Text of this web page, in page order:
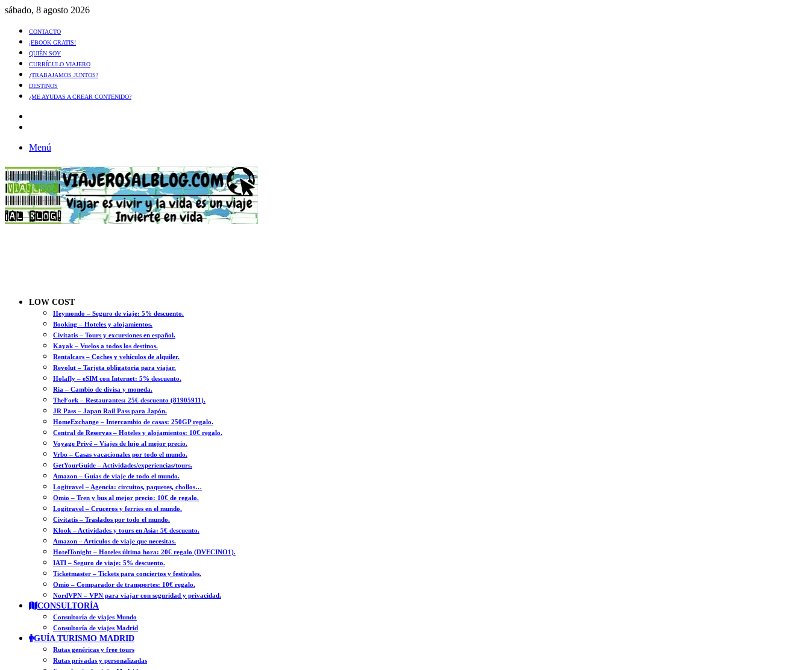
sábado, 8 agosto 2026
CONTACTO
¡EBOOK GRATIS!
QUIÉN SOY
CURRÍCULO VIAJERO
¿TRABAJAMOS JUNTOS?
DESTINOS
¿ME AYUDAS A CREAR CONTENIDO?
Menú
LOW COST
Heymondo – Seguro de viaje: 5% descuento.
Booking – Hoteles y alojamientos.
Civitatis – Tours y excursiones en español.
Kayak – Vuelos a todos los destinos.
Rentalcars – Coches y vehículos de alquiler.
Revolut – Tarjeta obligatoria para viajar.
Holafly – eSIM con Internet: 5% descuento.
Ria – Cambio de divisa y moneda.
TheFork – Restaurantes: 25€ descuento (81905911).
JR Pass – Japan Rail Pass para Japón.
HomeExchange – Intercambio de casas: 250GP regalo.
Central de Reservas – Hoteles y alojamientos: 10€ regalo.
Voyage Privé – Viajes de lujo al mejor precio.
Vrbo – Casas vacacionales por todo el mundo.
GetYourGuide – Actividades/experiencias/tours.
Amazon – Guías de viaje de todo el mundo.
Logitravel – Agencia: circuitos, paquetes, chollos…
Omio – Tren y bus al mejor precio: 10€ de regalo.
Logitravel – Cruceros y ferries en el mundo.
Civitatis – Traslados por todo el mundo.
Klook – Actividades y tours en Asia: 5€ descuento.
Amazon – Artículos de viaje que necesitas.
HotelTonight – Hoteles última hora: 20€ regalo (DVECINO1).
IATI – Seguro de viaje: 5% descuento.
Ticketmaster – Tickets para conciertos y festivales.
Omio – Comparador de transportes: 10€ regalo.
NordVPN – VPN para viajar con seguridad y privacidad.
CONSULTORÍA
Consultoría de viajes Mundo
Consultoría de viajes Madrid
GUÍA TURISMO MADRID
Rutas genéricas y free tours
Rutas privadas y personalizadas